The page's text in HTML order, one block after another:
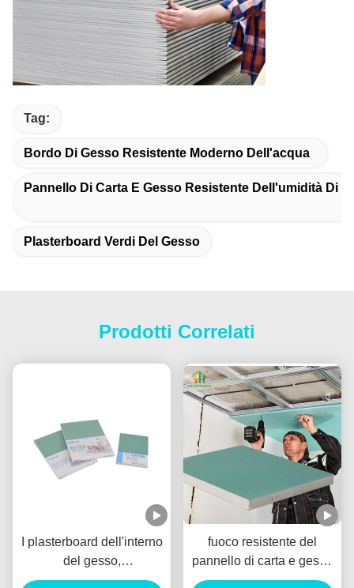
Tag:
Bordo Di Gesso Resistente Moderno Dell'acqua
Pannello Di Carta E Gesso Resistente Dell'umidità Di
Plasterboard Verdi Del Gesso
Prodotti Correlati
I plasterboard dell'interno
del gesso,
impermeabilizzano il
fuoco resistente del
pannello di carta e gesso
dell'umidità di 4x8 15mm